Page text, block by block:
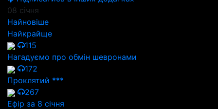
08 січня
Найновіше
Найкрайще
115
Нагадуємо про обмін шевронами
172
Проклятий ***
267
Ефір за 8 січня